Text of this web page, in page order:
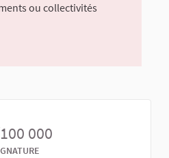
ou collectivités
000